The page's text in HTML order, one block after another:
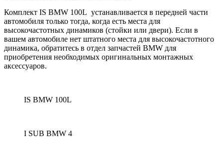
Комплект IS BMW 100L устанавливается в передней части
автомобиля только тогда, когда есть места для
высокочастотных динамиков (стойки или двери). Если в
вашем автомобиле нет штатного места для высокочастотного
динамика, обратитесь в отдел запчастей BMW для
приобретения необходимых оригинальных монтажных
аксессуаров.
IS BMW 100L
I SUB BMW 4